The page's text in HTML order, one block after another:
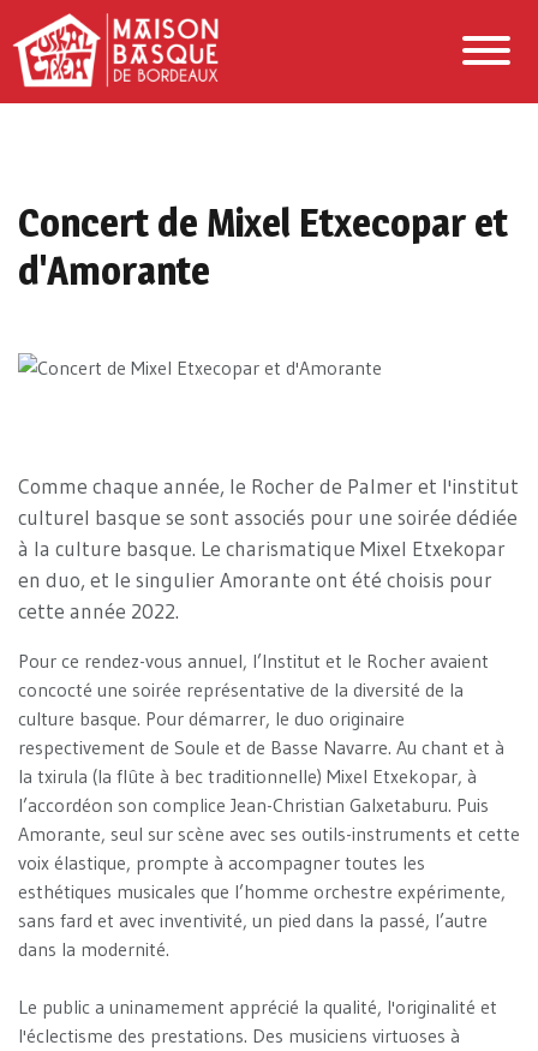
Concert de Mixel Etxecopar et
d'Amorante
Comme chaque année, le Rocher de Palmer et l'institut
culturel basque se sont associés pour une soirée dédiée
à la culture basque. Le charismatique Mixel Etxekopar
en duo, et le singulier Amorante ont été choisis pour
cette année 2022.
Pour ce rendez-vous annuel, l’Institut et le Rocher avaient
concocté une soirée représentative de la diversité de la
culture basque. Pour démarrer, le duo originaire
respectivement de Soule et de Basse Navarre. Au chant et à
la txirula (la flûte à bec traditionnelle) Mixel Etxekopar, à
l’accordéon son complice Jean-Christian Galxetaburu. Puis
Amorante, seul sur scène avec ses outils-instruments et cette
voix élastique, prompte à accompagner toutes les
esthétiques musicales que l’homme orchestre expérimente,
sans fard et avec inventivité, un pied dans la passé, l’autre
dans la modernité.
Le public a uninamement apprécié la qualité, l'originalité et
l'éclectisme des prestations. Des musiciens virtuoses à